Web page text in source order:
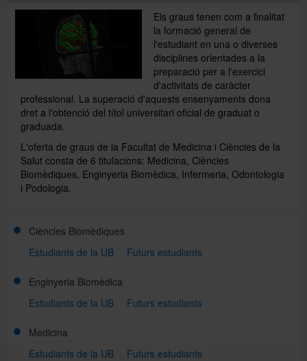
Recerca
Mobilitat
Convocatòries i ajuts
Directori
English
Els graus tenen com a finalitat
la formació general de
l'estudiant en una o diverses
disciplines orientades a la
preparació per a l'exercici
d'activitats de caràcter
professional. La superació d'aquests ensenyaments dona
dret a l'obtenció del títol universitari oficial de graduat o
graduada.
L'oferta de graus de la Facultat de Medicina i Ciències de la
Salut consta de 6 titulacions: Medicina, Ciències
Biomèdiques, Enginyeria Biomèdica, Infermeria, Odontologia
i Podologia.
Ciències Biomèdiques
Estudiants de la UB
Futurs estudiants
Enginyeria Biomèdica
Estudiants de la UB
Futurs estudiants
Medicina
Estudiants de la UB
Futurs estudiants